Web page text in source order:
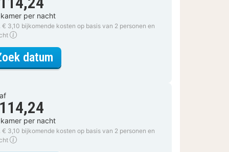
per nacht
€ 3,10 bijkomende kosten op basis van 2 personen en
datum
per nacht
€ 3,10 bijkomende kosten op basis van 2 personen en